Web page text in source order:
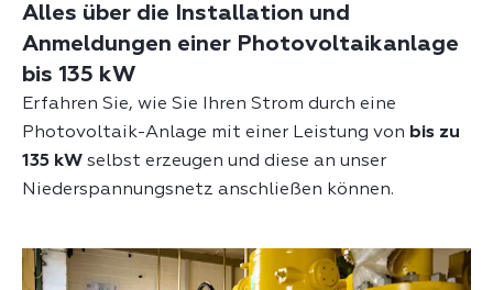
Alles über die Installation und
Anmeldungen einer Photovoltaikanlage
bis 135 kW
Erfahren Sie, wie Sie Ihren Strom durch eine
Photovoltaik-Anlage mit einer Leistung von bis zu
135 kW selbst erzeugen und diese an unser
Niederspannungsnetz anschließen können.